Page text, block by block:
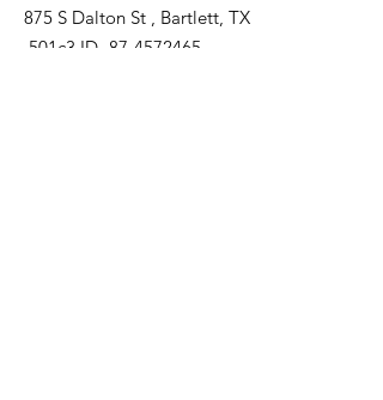
875 S Dalton St , Bartlett, TX
501c3 ID- 87-4572465